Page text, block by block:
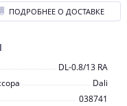
DL-0.8/13 RA
Dali
038741
ПОДРОБНЕЕ О ДОСТАВКЕ